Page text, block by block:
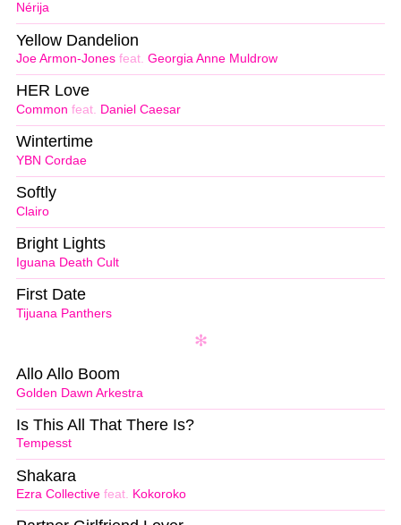
Nérija
Joe Armon-Jones feat. Georgia Anne Muldrow
Yellow Dandelion
Common feat. Daniel Caesar
HER Love
YBN Cordae
Wintertime
Clairo
Softly
Iguana Death Cult
Bright Lights
Tijuana Panthers
First Date
Golden Dawn Arkestra
Allo Allo Boom
Tempesst
Is This All That There Is?
Ezra Collective feat. Kokoroko
Shakara